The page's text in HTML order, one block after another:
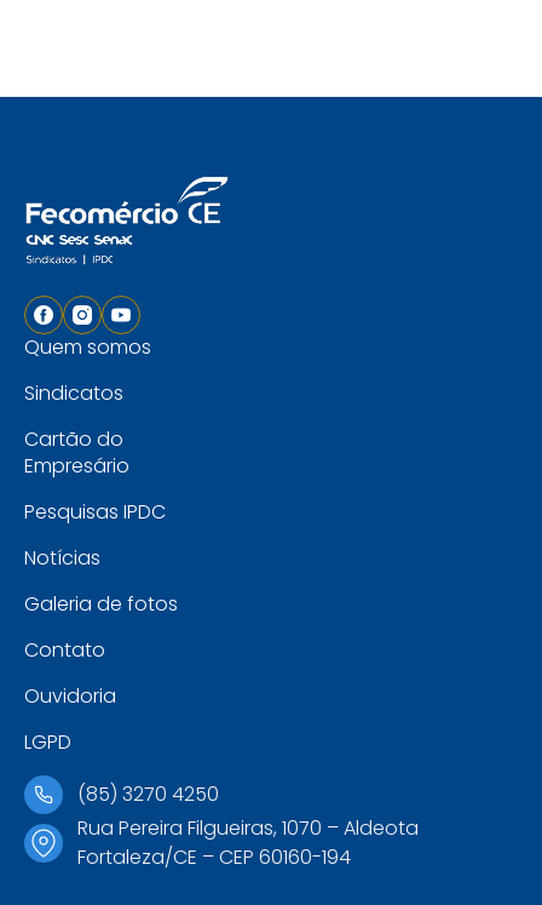
Quem somos
Sindicatos
Cartão do
Empresário
Pesquisas IPDC
Notícias
Galeria de fotos
Contato
Ouvidoria
LGPD
(85) 3270 4250
Rua Pereira Filgueiras, 1070 – Aldeota
Fortaleza/CE – CEP 60160-194